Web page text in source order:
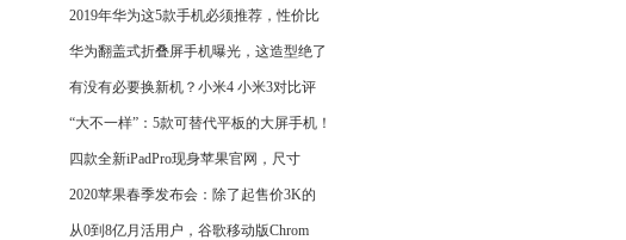
2019年华为这5款手机必须推荐，性价比
华为翻盖式折叠屏手机曝光，这造型绝了
有没有必要换新机？小米4 小米3对比评
“大不一样”：5款可替代平板的大屏手机！
四款全新iPadPro现身苹果官网，尺寸
2020苹果春季发布会：除了起售价3K的
从0到8亿月活用户，谷歌移动版Chrom